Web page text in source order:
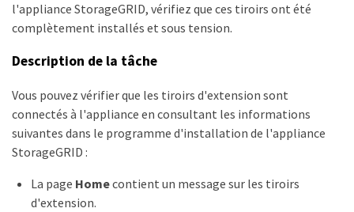
l'appliance StorageGRID, vérifiez que ces tiroirs ont été
complètement installés et sous tension.
Description de la tâche
Vous pouvez vérifier que les tiroirs d'extension sont
connectés à l'appliance en consultant les informations
suivantes dans le programme d'installation de l'appliance
StorageGRID :
La page Homecontient un message sur les tiroirs
d'extension.